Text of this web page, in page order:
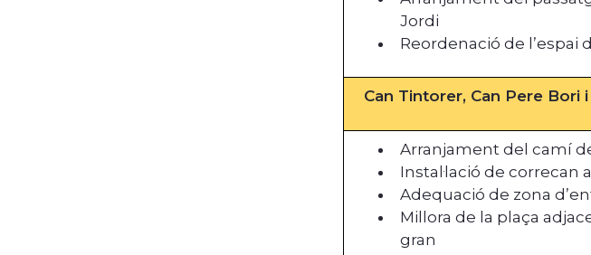
Jordi
Reordenació de l’espai
Can Tintorer, Can Pere Bori
Arranjament del camí
Instal·lació de correcan
Adequació de zona
Millora de la plaça
gran